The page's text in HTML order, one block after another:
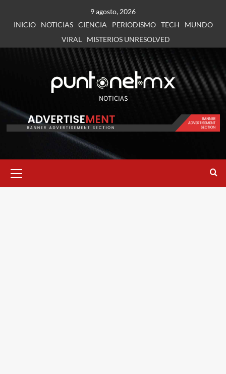
9 agosto, 2026
INICIO
NOTICIAS CIENCIA PERIODISMO TECH
MUNDO
VIRAL
MISTERIOS UNRESOLVED
NOTICIAS